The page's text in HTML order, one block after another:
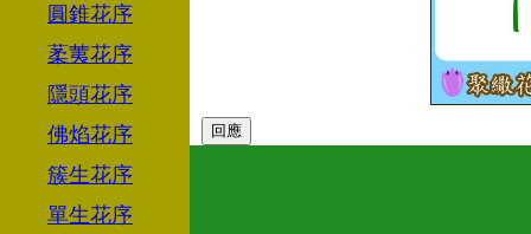
圓錐花序
葇荑花序
隱頭花序
佛焰花序
簇生花序
單生花序